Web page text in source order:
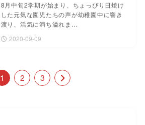
8月中旬2学期が始まり、ちょっぴり日焼け
した元気な園児たちの声が幼稚園中に響き
渡り、活気に満ち溢れま…
2020-09-09
1 2 3